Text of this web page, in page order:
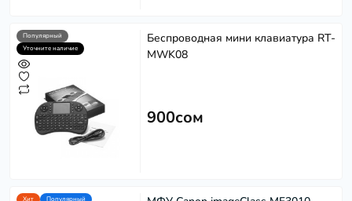
Популярный
Уточните наличие
Беспроводная мини клавиатура RT-
MWK08
900сом